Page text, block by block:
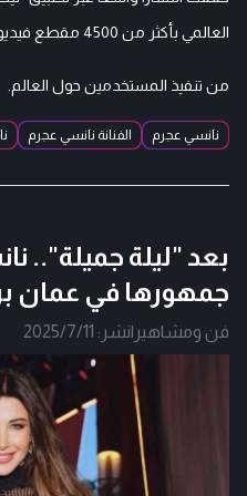
العالمي بأكثر من 4500 مقطع فيديو
من تنفيذ المستخدمين حول العالم.
نانسي عجرم الفنانة نانسي عجرم
بعد "ليلة جميلة"..
جمهورها في عمان
فن ومشاهير |نشر: 2025/7/11